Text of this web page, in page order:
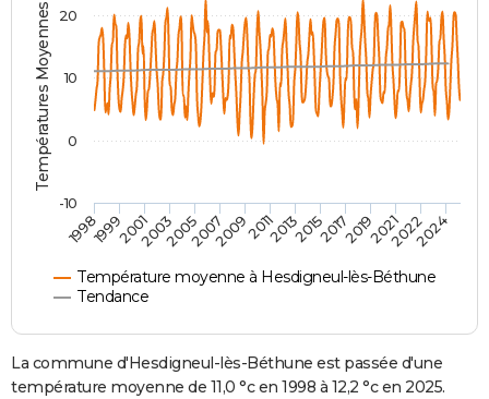
Destinations
City break
Voyage nature
Voyage de noces
Forum
Climat
PHOTO
GUIDES D'ACHAT
BONS PLANS
CARTE DE VOEUX
Carte de Noël
Carte Bonne année
Carte Saint-Valentin
Carte Pâques
Carte d'anniversaire
DICTIONNAIRE
Dictionnaire
Biographies
Citations
Expressions
Proverbes
PROGRAMME TV
COPAINS D'AVANT
S'inscrire
Se connecter
Lycées
Collèges
Primaires
Universités
Entreprises
Service militaire
Avis de recherche
AVIS DE DÉCÈS
FORUM
Températures Moyennes ( °C )
Température moyenne à Hesdigneul-lès-Béthune
Tendance
199819992001200320052007200920112013201520172019202120222024
0
10
20
-10
La commune d'Hesdigneul-lès-Béthune est passée d'une
température moyenne de 11,0 °c en 1998 à 12,2 °c en 2025.